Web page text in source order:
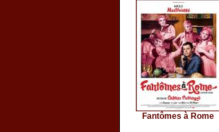
Fantômes à Rome